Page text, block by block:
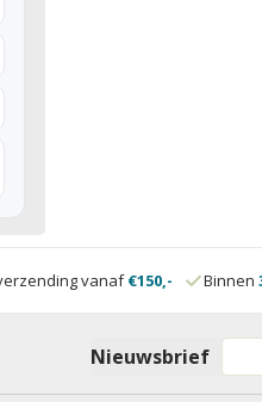
vanaf€150,- Binnen
Nieuwsbrief